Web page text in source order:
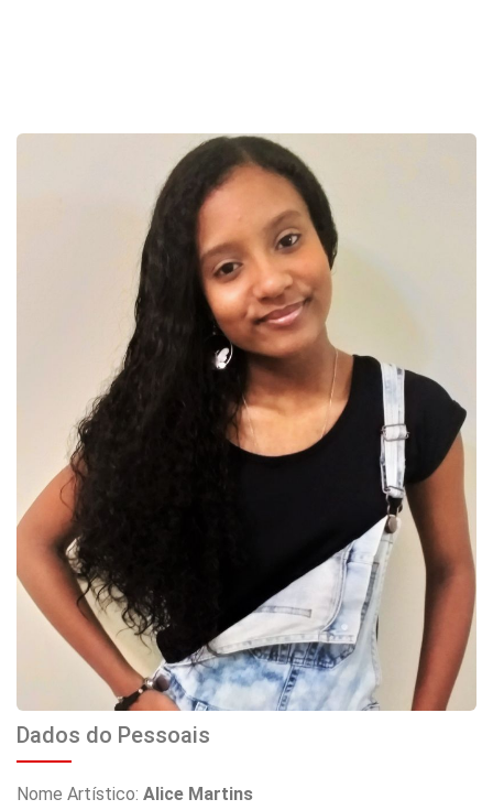
Dados do Pessoais
Nome Artístico: Alice Martins